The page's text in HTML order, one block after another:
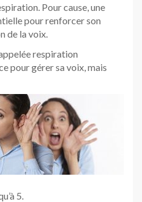
Pour cause, une
pour renforcer son
de la voix.
respiration
pour gérer sa voix, mais
5.